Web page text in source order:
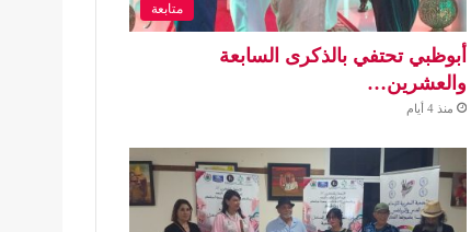
متابعة
أبوظبي تحتفي بالذكرى السابعة
والعشرين…
منذ 4 أيام